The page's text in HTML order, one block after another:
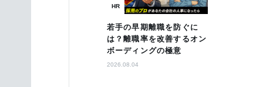
HR
若手の早期離職を防ぐに
は？離職率を改善するオン
ボーディングの極意
2026.08.04